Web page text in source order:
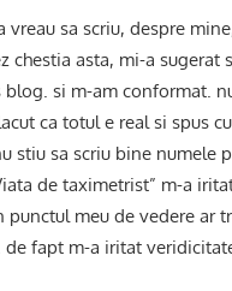
sa scriu, despre
chestia asta, mi-a sugerat
blog. si m-am conformat.
ca totul e real si spus
stiu sa scriu bine numele
de taximetrist” m-a
meu de vedere ar
fapt m-a iritat